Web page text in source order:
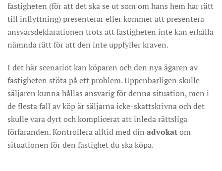
fastigheten (för att det ska se ut som om hans hem har rätt
till inflyttning) presenterar eller kommer att presentera
ansvarsdeklarationen trots att fastigheten inte kan erhålla
nämnda rätt för att den inte uppfyller kraven.
I det här scenariot kan köparen och den nya ägaren av
fastigheten stöta på ett problem. Uppenbarligen skulle
säljaren kunna hållas ansvarig för denna situation, men i
de flesta fall av köp är säljarna icke-skattskrivna och det
skulle vara dyrt och komplicerat att inleda rättsliga
förfaranden. Kontrollera alltid med din advokatom
situationen för den fastighet du ska köpa.